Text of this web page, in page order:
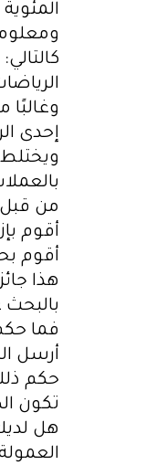
أقوم
أقوم
بالبحث
أرسل
تكون
هل